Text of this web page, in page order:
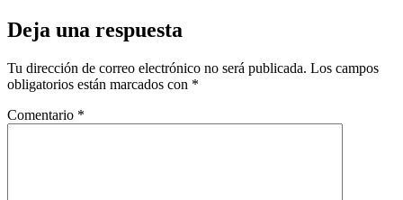
Deja una respuesta
Tu dirección de correo electrónico no será publicada. Los campos
obligatorios están marcados con *
Comentario *